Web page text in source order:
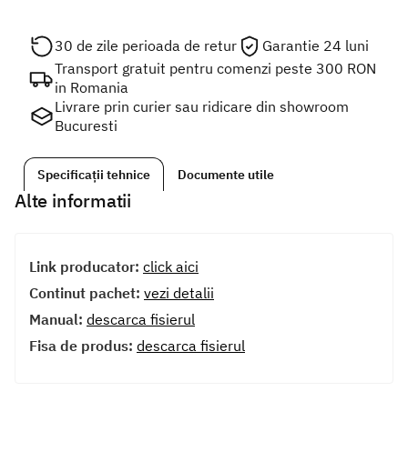
30 de zile perioada de retur
Garantie 24 luni
Transport gratuit pentru comenzi peste 300 RON
in Romania
Livrare prin curier sau ridicare din showroom
Bucuresti
Specificații tehnice Documente utile
Alte informatii
Link producator: click aici
Continut pachet: vezi detalii
Manual: descarca fisierul
Fisa de produs: descarca fisierul